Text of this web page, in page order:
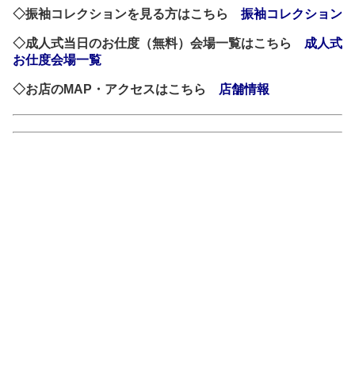
◇振袖コレクションを見る方はこちら 振袖コレクション
◇成人式当日のお仕度（無料）会場一覧はこちら 成人式
お仕度会場一覧
◇お店のMAP・アクセスはこちら 店舗情報